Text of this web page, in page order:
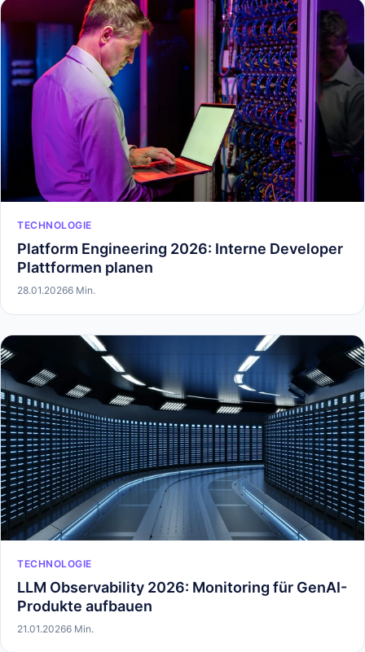
TECHNOLOGIE
Platform Engineering 2026: Interne Developer
Plattformen planen
28.01.20266 Min.
TECHNOLOGIE
LLM Observability 2026: Monitoring für GenAI-
Produkte aufbauen
21.01.20266 Min.